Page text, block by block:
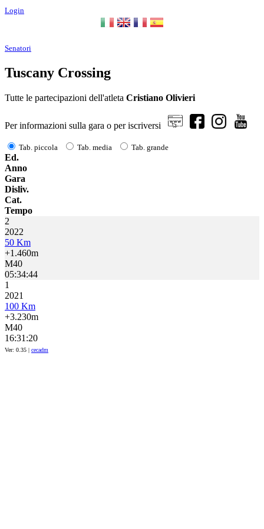
Login
Senatori
Tuscany Crossing
Tutte le partecipazioni dell'atleta Cristiano Olivieri
Per informazioni sulla gara o per iscriversi
Tab. piccola Tab. media Tab. grande
Ed.
Anno
Gara
Disliv.
Cat.
Tempo
2
2022
50 Km
+1.460m
M40
05:34:44
1
2021
100 Km
+3.230m
M40
16:31:20
Ver: 0.35 | cecadm